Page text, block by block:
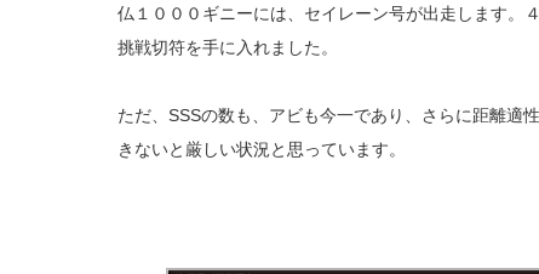
仏１０００ギニーには、セイレーン号が出走します。
挑戦切符を手に入れました。
ただ、SSSの数も、アビも今一であり、さらに距離適
きないと厳しい状況と思っています。